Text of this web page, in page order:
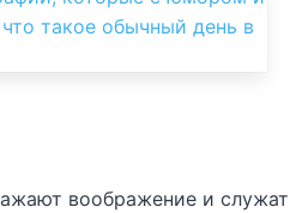
такое обычный день в
воображение и служат